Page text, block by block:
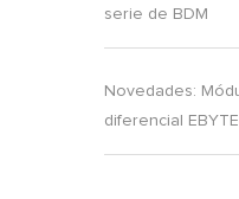
serie de BDM
Novedades:
diferencial